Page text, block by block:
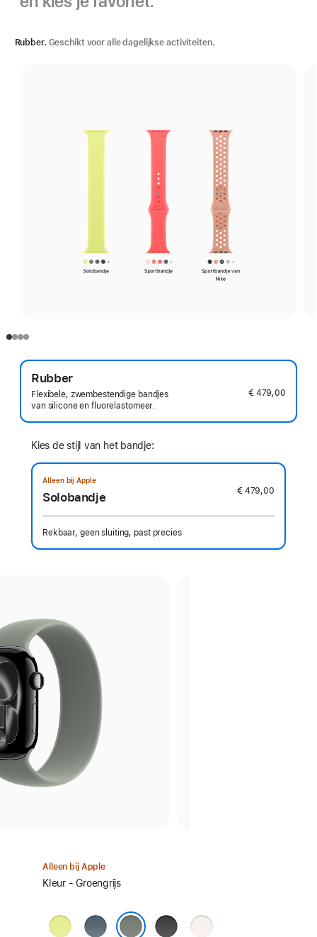
Rubber. Geschikt voor alle dagelijkse activiteiten.
Rubber
Flexibele, zwembestendige bandjes
van silicone en fluorelastomeer.
€ 479,00
Kies de stijl van het bandje:
Alleen bij Apple
Solobandje € 479,00
Rekbaar, geen sluiting, past precies
Alleen bij Apple
Selecteer
Kleur - Groengrijs
NeongeelAnkerblauw Zwart Rosé